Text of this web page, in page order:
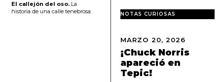
El callejón del oso.La
historia de una calle tenebrosa.
NOTAS CURIOSAS
MARZO 20, 2026
R
¡Chuck Norris
apareció en
Tepic!